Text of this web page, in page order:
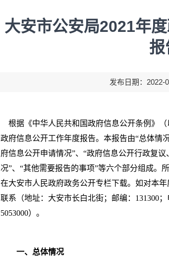
大安市公安局2021年
报
发布日期：2022-
根据《中华人民共和国政府信息公开条例》
政府信息公开工作年度报告。本报告由“总体情
府信息公开申请情况”、“政府信息公开行政复
况”、“其他需要报告的事项”等六个部分组成。
在大安市人民政府政务公开专栏下载。如对本
联系（地址：大安市长白北街；邮编：131300；
5053000）。
一、总体情况